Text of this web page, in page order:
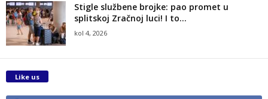
Stigle službene brojke: pao promet u
splitskoj Zračnoj luci! I to...
kol 4, 2026
Like us